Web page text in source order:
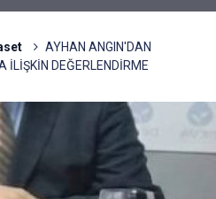
AYHAN ANGIN'DAN
İLİŞKİN DEĞERLENDİRME